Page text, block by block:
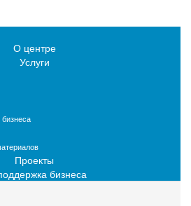
О центре
Услуги
бизнеса
Проекты
бизнеса